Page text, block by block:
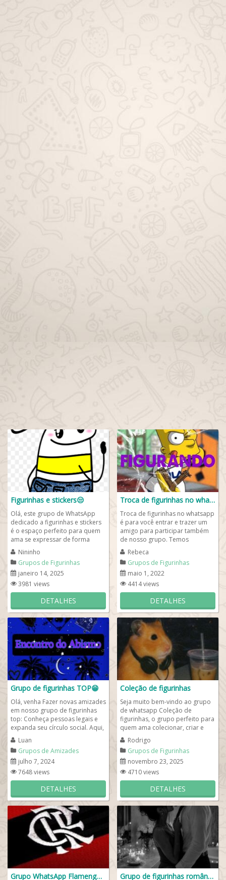
Figurinhas e stickers😒
Olá, este grupo de WhatsApp
dedicado a figurinhas e stickers
é o espaço perfeito para quem
ama se expressar de forma
criativa e divertida. Aqui,...
Nininho
Grupos de Figurinhas
janeiro 14, 2025
3981 views
DETALHES
Troca de figurinhas no whatsapp
Troca de figurinhas no whatsapp
é para você entrar e trazer um
amigo para participar também
de nosso grupo. Temos
figurinhas novas todos os dias
venha...
Rebeca
Grupos de Figurinhas
maio 1, 2022
4414 views
DETALHES
Grupo de figurinhas TOP😁
Olá, venha Fazer novas amizades
em nosso grupo de figurinhas
top: Conheça pessoas legais e
expanda seu círculo social. Aqui,
você pode conversar sobre...
Luan
Grupos de Amizades
julho 7, 2024
7648 views
DETALHES
Coleção de figurinhas
Seja muito bem-vindo ao grupo
de whatsapp Coleção de
figurinhas, o grupo perfeito para
quem ama colecionar, criar e
compartilhar figurinhas no
WhatsApp! Aqui...
Rodrigo
Grupos de Figurinhas
novembro 23, 2025
4710 views
DETALHES
Grupo WhatsApp Flamengo⚽ Grupo de figurinhas românticas